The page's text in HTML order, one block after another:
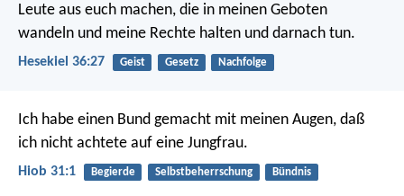
Leute aus euch machen, die in meinen Geboten
wandeln und meine Rechte halten und darnach tun.
Hesekiel 36:27 Geist Gesetz Nachfolge
Ich habe einen Bund gemacht mit meinen Augen, daß
ich nicht achtete auf eine Jungfrau.
Hiob 31:1 Begierde Selbstbeherrschung Bündnis